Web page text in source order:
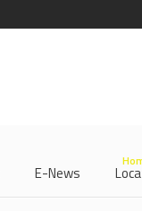
E-News